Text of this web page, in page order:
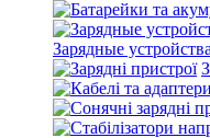
Зарядные